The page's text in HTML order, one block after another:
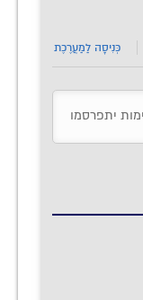
כְּנִיסָה לַמַעֲרֶכֶת